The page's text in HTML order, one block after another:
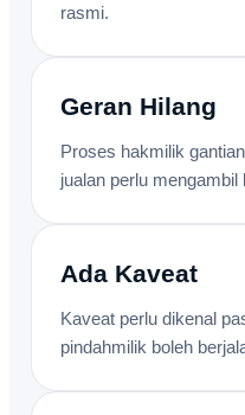
rasmi.
Geran Hilang
Proses hakmilik
jualan perlu
Ada Kaveat
Kaveat perlu dikenal
pindahmilik boleh